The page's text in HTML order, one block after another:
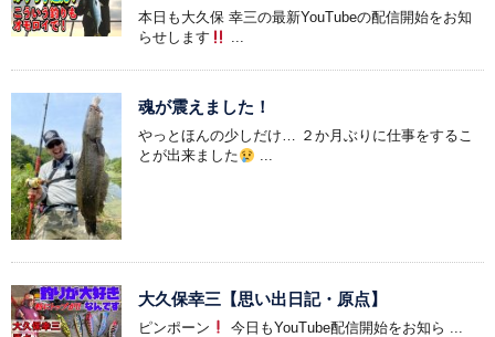
本日も大久保 幸三の最新YouTubeの配信開始をお知
らせします
...
魂が震えました！
やっとほんの少しだけ… ２か月ぶりに仕事をするこ
とが出来ました
...
大久保幸三【思い出日記・原点】
ピンポーン 今日もYouTube配信開始をお知ら ...